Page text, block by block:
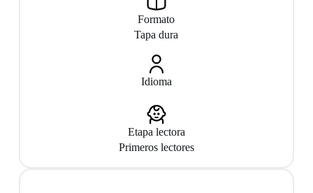
Formato
Tapa dura
Idioma
Etapa lectora
Primeros lectores